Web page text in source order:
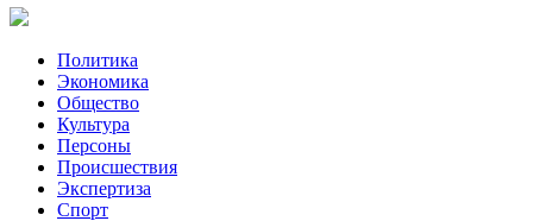
Политика
Экономика
Общество
Культура
Персоны
Происшествия
Экспертиза
Спорт